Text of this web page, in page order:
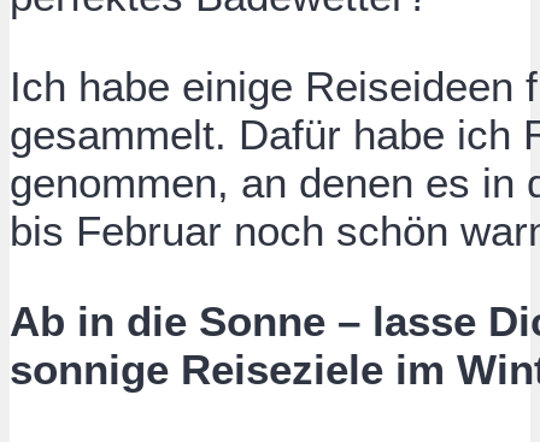
Ich habe einige Reiseideen
gesammelt. Dafür habe ich
genommen, an denen es in
bis Februar noch schön
Ab in die Sonne – lasse
sonnige Reiseziele im